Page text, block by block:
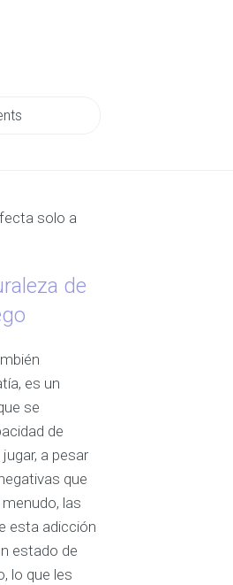
solo a
de
es un
se
de
a pesar
que
las
esta adicción
estado de
lo que les